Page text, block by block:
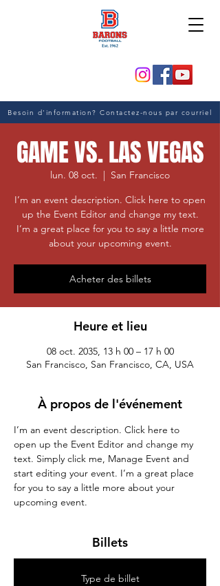
Besoin d'information? Contactez-nous par courriel
GAME VS. LAS VEGAS
lun. 08 oct.
  |
San Francisco
I’m an event description. Click here to open
up the Event Editor and change my text.
I’m a great place for you to say a little more
about your upcoming event.
Acheter des billets
Heure et lieu
08 oct. 2035, 13 h 00 – 17 h 00
San Francisco, San Francisco, CA, USA
À propos de l'événement
I’m an event description. Click here to
open up the Event Editor and change my
text. Simply click me, Manage Event and
start editing your event. I’m a great place
for you to say a little more about your
upcoming event.
Billets
Type de billet